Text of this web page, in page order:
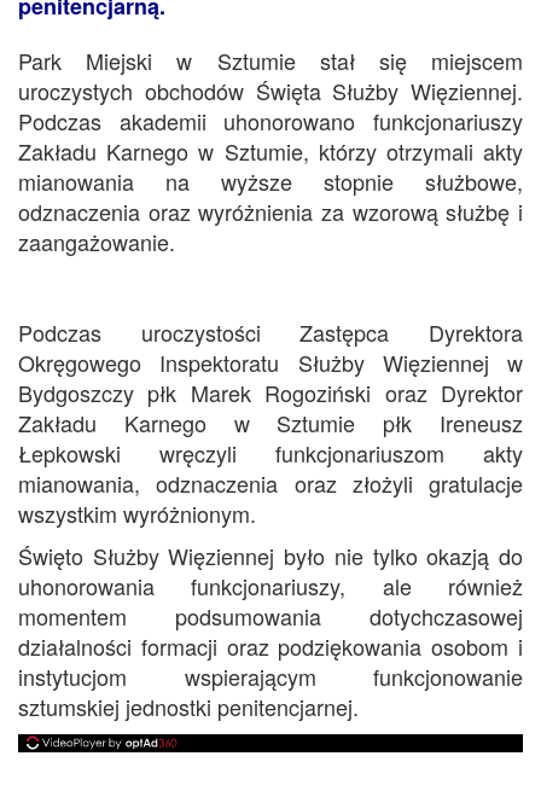
penitencjarną.
Park Miejski w Sztumie stał się miejscem
uroczystych obchodów Święta Służby Więziennej.
Podczas akademii uhonorowano funkcjonariuszy
Zakładu Karnego w Sztumie, którzy otrzymali akty
mianowania na wyższe stopnie służbowe,
odznaczenia oraz wyróżnienia za wzorową służbę i
zaangażowanie.
Podczas uroczystości Zastępca Dyrektora
Okręgowego Inspektoratu Służby Więziennej w
Bydgoszczy płk Marek Rogoziński oraz Dyrektor
Zakładu Karnego w Sztumie płk Ireneusz
Łepkowski wręczyli funkcjonariuszom akty
mianowania, odznaczenia oraz złożyli gratulacje
wszystkim wyróżnionym.
Święto Służby Więziennej było nie tylko okazją do
uhonorowania funkcjonariuszy, ale również
momentem podsumowania dotychczasowej
działalności formacji oraz podziękowania osobom i
instytucjom wspierającym funkcjonowanie
sztumskiej jednostki penitencjarnej.